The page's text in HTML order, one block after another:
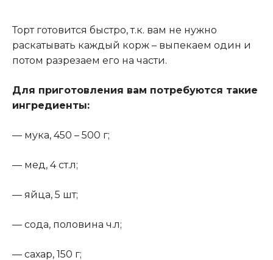
Торт готовится быстро, т.к. вам не нужно
раскатывать каждый корж – выпекаем один и
потом разрезаем его на части.
Для приготовления вам потребуются такие
ингредиенты:
— мука, 450 – 500 г;
— мед, 4 ст.л;
— яйца, 5 шт;
— сода, половина ч.л;
— сахар, 150 г;